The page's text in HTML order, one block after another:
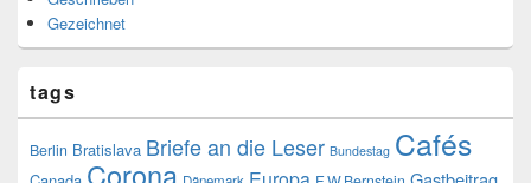
Gezeichnet
tags
Berlin Bratislava Briefe an die Leser Bundestag Cafés
Corona